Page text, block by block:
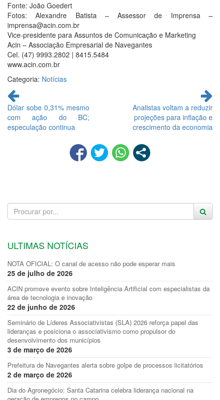
Fonte: João Goedert
Fotos: Alexandre Batista – Assessor de Imprensa –
imprensa@acin.com.br
Vice-presidente para Assuntos de Comunicação e Marketing
Acin – Associação Empresarial de Navegantes
Cel. (47) 9993.2802 | 8415.5484
www.acin.com.br
Categoria: Notícias
Continue
lendo
Dólar sobe 0,31% mesmo
com ação do BC;
especulação continua
Analistas voltam a reduzir
projeções para inflação e
crescimento da economia
ULTIMAS NOTÍCIAS
NOTA OFICIAL: O canal de acesso não pode esperar mais
25 de julho de 2026
ACIN promove evento sobre Inteligência Artificial com especialistas da
área de tecnologia e inovação
22 de junho de 2026
Seminário de Líderes Associativistas (SLA) 2026 reforça papel das
lideranças e posiciona o associativismo como propulsor do
desenvolvimento dos municípios
3 de março de 2026
Prefeitura de Navegantes alerta sobre golpe de processos licitatórios
2 de março de 2026
Dia do Agronegócio: Santa Catarina celebra liderança nacional na